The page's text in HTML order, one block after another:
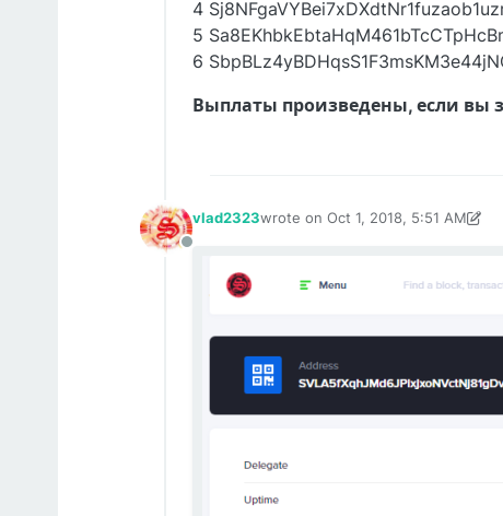
4
5
6
Выплаты произведены, если вы
Offline
vlad2323wrote on Oct 1, 2018, 5:51 AM
last edited by vlad2323Oct 1,